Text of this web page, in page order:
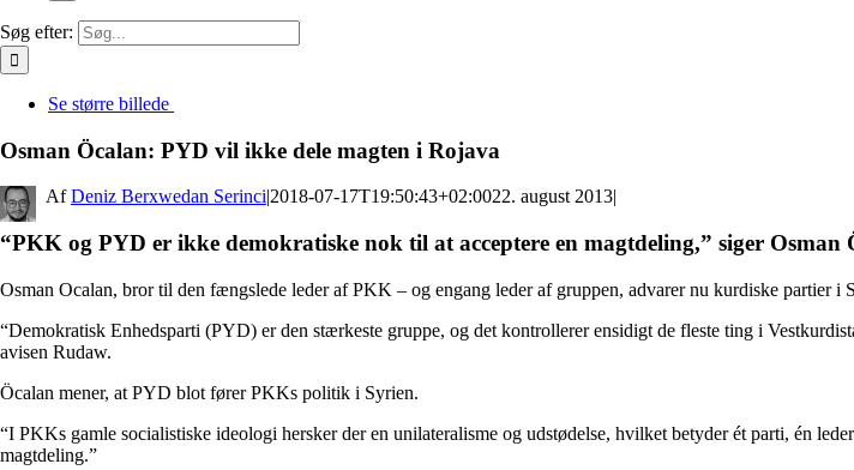
Søg efter:
Se større billede
Osman Öcalan: PYD vil ikke dele magten i Rojava
By Deniz Berxwedan Serinci|2018-07-17T19:50:43+02:0022. august 2013|
“PKK og PYD er ikke demokratiske nok til at acceptere en magtdeling,” siger
Osman Ocalan, bror til den fængslede leder af PKK – og engang leder af gruppen, advarer nu kurdiske partier i
“Demokratisk Enhedsparti (PYD) er den stærkeste gruppe, og det kontrollerer ensidigt de fleste ting i
avisen Rudaw.
Öcalan mener, at PYD blot fører PKKs politik i Syrien.
“I PKKs gamle socialistiske ideologi hersker der en unilateralisme og udstødelse, hvilket betyder ét parti, én
magtdeling.”